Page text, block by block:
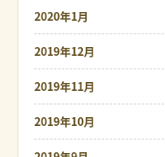
2020年1月
2019年12月
2019年11月
2019年10月